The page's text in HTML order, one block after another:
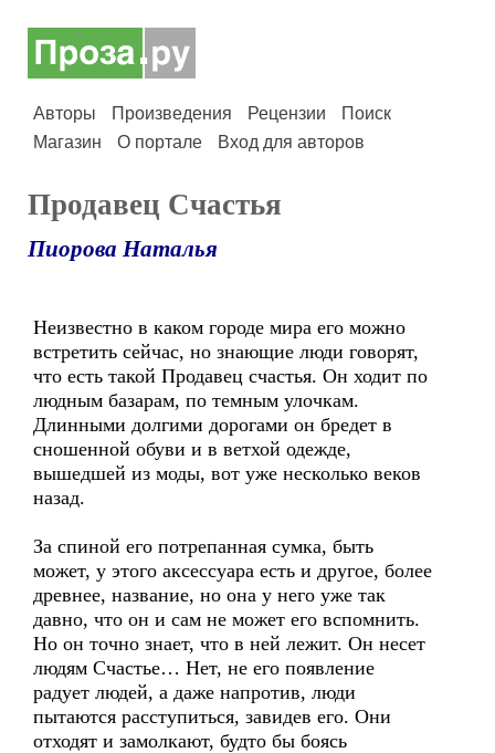
Авторы Произведения Рецензии
Поиск
Магазин
О портале Вход для авторов
Продавец Счастья
Пиорова Наталья
Неизвестно в каком городе мира его можно
встретить сейчас, но знающие люди говорят,
что есть такой Продавец счастья. Он ходит по
людным базарам, по темным улочкам.
Длинными долгими дорогами он бредет в
сношенной обуви и в ветхой одежде,
вышедшей из моды, вот уже несколько веков
назад.
За спиной его потрепанная сумка, быть
может, у этого аксессуара есть и другое, более
древнее, название, но она у него уже так
давно, что он и сам не может его вспомнить.
Но он точно знает, что в ней лежит. Он несет
людям Счастье… Нет, не его появление
радует людей, а даже напротив, люди
пытаются расступиться, завидев его. Они
отходят и замолкают, будто бы боясь